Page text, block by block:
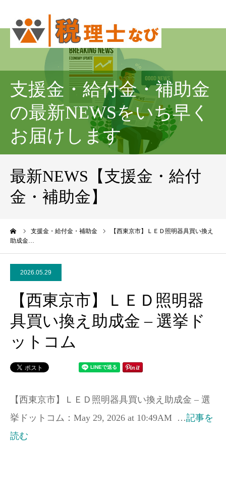
支援金・給付金・補助金
の最新NEWSをいち早く
お届けします
最新NEWS【支援金・給付
金・補助金】
支援金・給付金・補助金
【西東京市】ＬＥＤ照明器具買い換え
助成金…
2026.05.29
【西東京市】ＬＥＤ照明器
具買い換え助成金 – 選挙ド
ットコム
【西東京市】ＬＥＤ照明器具買い換え助成金 – 選
挙ドットコム：May 29, 2026 at 10:49AM …記事を
読む